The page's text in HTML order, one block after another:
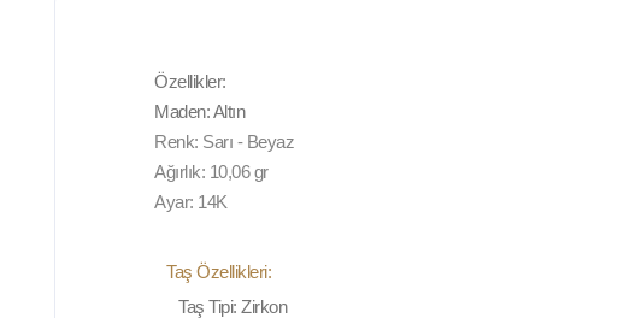
Özellikler:
Maden: Altın
Renk: Sarı - Beyaz
Ağırlık: 10,06 gr
Ayar: 14K
Taş Özellikleri:
Taş Tipi: Zirkon